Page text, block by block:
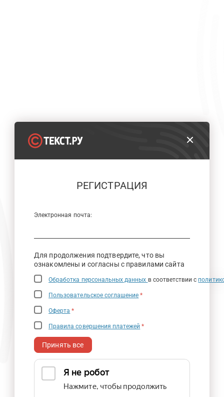
РЕГИСТРАЦИЯ
Электронная почта:
Для продолжения подтвердите, что вы
ознакомлены и согласны с правилами сайта
Обработка персональных данных в соответствии с
Пользовательское соглашение *
Оферта *
Правила совершения платежей *
Принять все